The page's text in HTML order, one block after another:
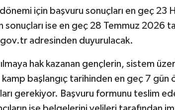
dönemi için başvuru sonuçları en geç
sonuçları ise en geç 28 Temmuz 2026
adresinden duyurulacak.
hak kazanan gençlerin, sistem
başlangıç tarihinden en geç 7 gün
gerekiyor. Başvuru formunu teslim